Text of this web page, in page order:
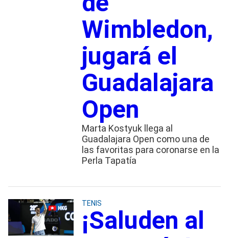
Wimbledon,
jugará el
Guadalajara
Open
Marta Kostyuk llega al
Guadalajara Open como una de
las favoritas para coronarse en la
Perla Tapatía
TENIS
¡Saluden al